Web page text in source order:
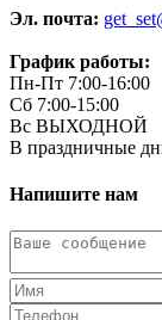
Эл. почта:
График работы:
Пн-Пт 7:00-16:00
Сб 7:00-15:00
Вс ВЫХОДНОЙ
В праздничные
Напишите нам